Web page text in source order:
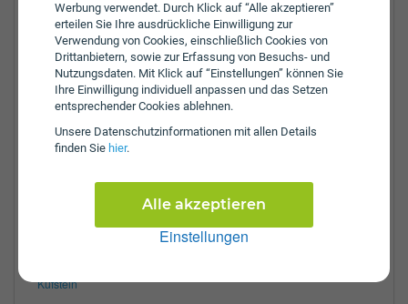
Werbung verwendet. Durch Klick auf “Alle akzeptieren”
erteilen Sie Ihre ausdrückliche Einwilligung zur
Verwendung von Cookies, einschließlich Cookies von
Drittanbietern, sowie zur Erfassung von Besuchs- und
Nutzungsdaten. Mit Klick auf “Einstellungen” können Sie
Ihre Einwilligung individuell anpassen und das Setzen
entsprechender Cookies ablehnen.
Unsere Daten­schutz­informationen mit allen Details
finden Sie hier.
Einstellungen
Alle akzeptieren
Ladestraße 14
6300 Wörgl
Tel.:+43-5332-72695
E-Mail: ingeborg.leitinger@grawe.at
Öffnungszeiten:
8:00 - 12:00 Uhr
Zulassungsbezirke:
Kufstein